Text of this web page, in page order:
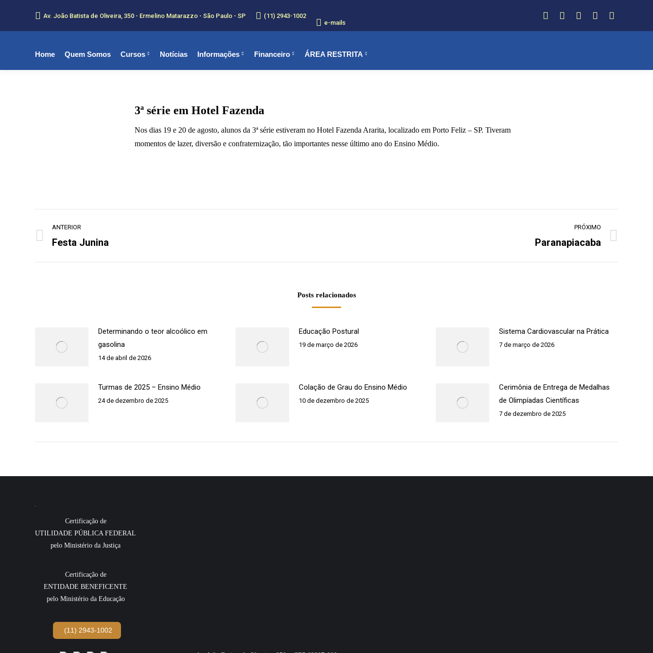
Av. João Batista de Oliveira, 350 - Ermelino Matarazzo - São Paulo - SP
(11) 2943-1002
e-mails
FacebookInstagram
TwitterYouTubeWhatsapp
Home Quem Somos Cursos Notícias Informações Financeiro ÁREA RESTRITA
3ª série em Hotel Fazenda
Nos dias 19 e 20 de agosto, alunos da 3ª série estiveram no Hotel Fazenda Ararita, localizado em Porto Feliz – SP. Tiveram
momentos de lazer, diversão e confraternização, tão importantes nesse último ano do Ensino Médio.
ANTERIOR
Post
Festa Junina
PRÓXIMO
Paranapiacaba
Posts relacionados
Determinando o teor alcoólico em
gasolina
14 de abril de 2026
Educação Postural
19 de março de 2026
Sistema Cardiovascular na Prática
7 de março de 2026
Turmas de 2025 – Ensino Médio
24 de dezembro de 2025
Colação de Grau do Ensino Médio
10 de dezembro de 2025
Cerimônia de Entrega de Medalhas
de Olimpíadas Científicas
7 de dezembro de 2025
Certificação de
UTILIDADE PÚBLICA FEDERAL
pelo Ministério da Justiça
Certificação de
ENTIDADE BENEFICENTE
pelo Ministério da Educação
(11) 2943-1002